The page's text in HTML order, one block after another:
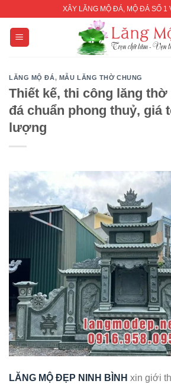
content
XÂY LĂNG MỘ ĐÁ, MỘ ĐÁ SỐ 1
LĂNG MỘ ĐÁ, MẪU LĂNG THỜ CHUNG
Thiết kế, thi công lăng thờ
đá chuẩn phong thuỷ, giá
lượng
LĂNG MỘ ĐẸP NINH BÌNH xin giới